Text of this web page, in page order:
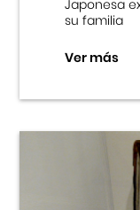
Japonesa
su familia
Ver más